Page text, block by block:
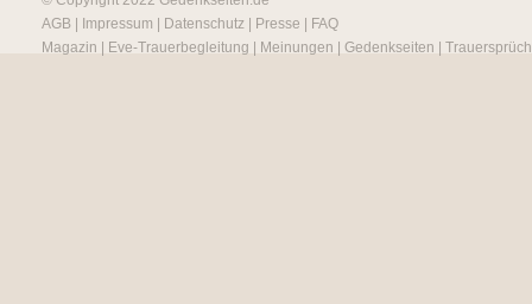
AGB
Impressum Datenschutz Presse
FAQ
Magazin
Eve-Trauerbegleitung Meinungen Gedenkseiten